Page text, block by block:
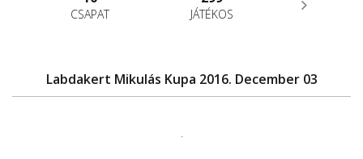
CSAPAT JÁTÉKOS
Labdakert Mikulás Kupa 2016. December 03
.